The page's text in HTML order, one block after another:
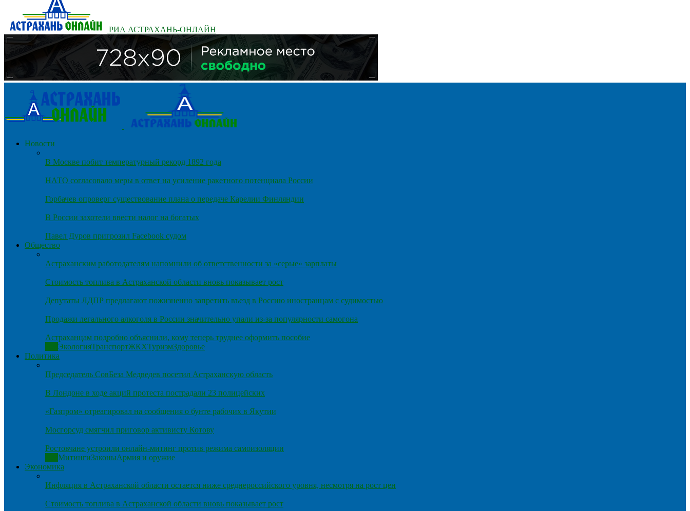
РИА АСТРАХАНЬ-ОНЛАЙН
Новости
В Москве побит температурный рекорд 1892 года
НАТО согласовало меры в ответ на усиление ракетного потенциала России
Горбачев опроверг существование плана о передаче Карелии Финляндии
В России захотели ввести налог на богатых
Павел Дуров пригрозил Facebook судом
Общество
Астраханским работодателям напомнили об ответственности за «серые» зарплаты
Стоимость топлива в Астраханской области вновь показывает рост
Депутаты ЛДПР предлагают пожизненно запретить въезд в Россию иностранцам с судимостью
Продажи легального алкоголя в России значительно упали из-за популярности самогона
Астраханцам подробно объяснили, кому теперь труднее оформить пособие
ЭкологияТранспортЖКХТуризмЗдоровье
Политика
Председатель СовБеза Медведев посетил Астраханскую область
В Лондоне в ходе акций протеста пострадали 23 полицейских
«Газпром» отреагировал на сообщения о бунте рабочих в Якутии
Мосгорсуд смягчил приговор активисту Котову
Ростовчане устроили онлайн-митинг против режима самоизоляции
МитингиЗаконыАрмия и оружие
Экономика
Инфляция в Астраханской области остается ниже среднероссийского уровня, несмотря на рост цен
Стоимость топлива в Астраханской области вновь показывает рост